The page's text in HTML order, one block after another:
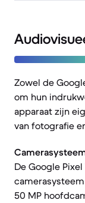
Zowel de
om hun
apparaat zijn
van fotografie
De Google
50 MP